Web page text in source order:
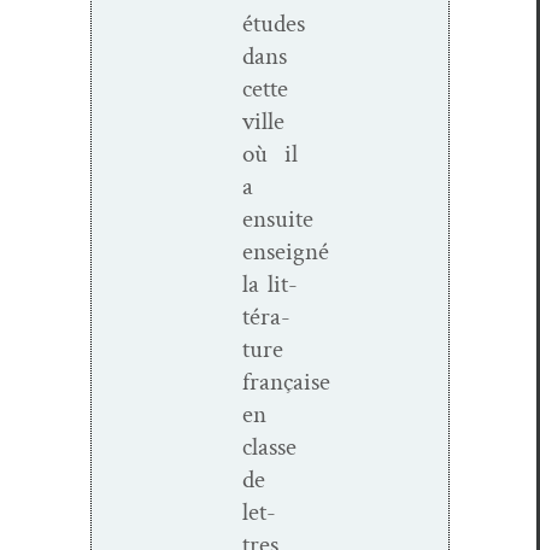
études
dans
cette
ville
où il
a
ensuite
enseigné
la lit­
téra­
ture
française
en
classe
de
let­